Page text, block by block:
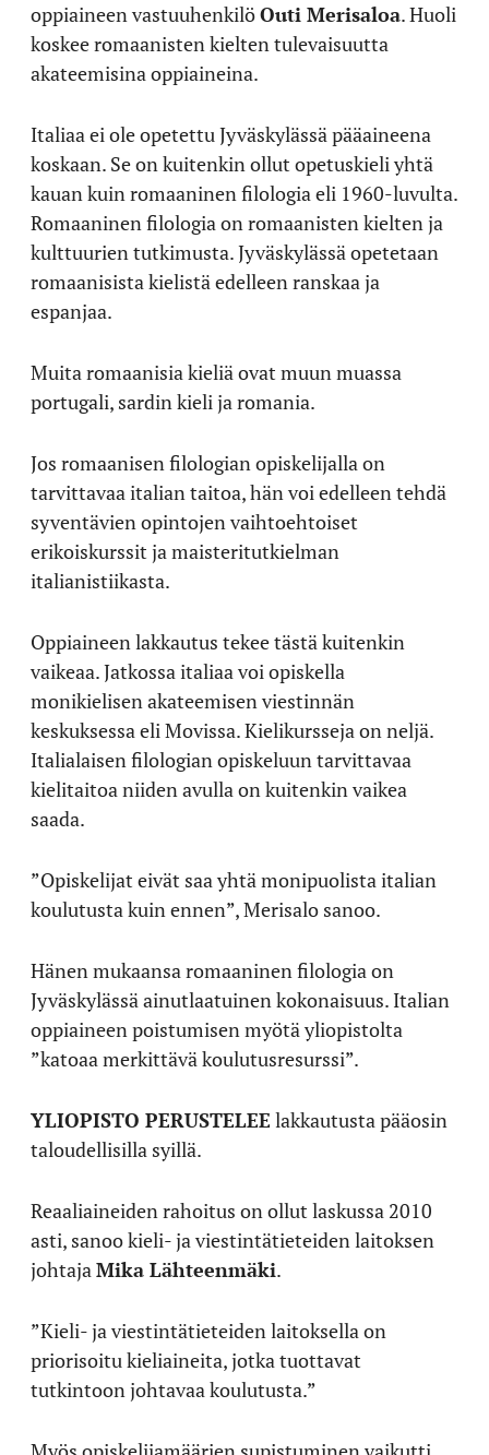
oppiaineen vastuuhenkilöOuti Merisaloa. Huoli
koskee romaanisten kielten tulevaisuutta
akateemisina oppiaineina.
Italiaa ei ole opetettu Jyväskylässä pääaineena
koskaan. Se on kuitenkin ollut opetuskieli yhtä
kauan kuin romaaninen filologia eli 1960-luvulta.
Romaaninen filologia on romaanisten kielten ja
kulttuurien tutkimusta. Jyväskylässä opetetaan
romaanisista kielistä edelleen ranskaa ja
espanjaa.
Muita romaanisia kieliä ovat muun muassa
portugali, sardin kieli ja romania.
Jos romaanisen filologian opiskelijalla on
tarvittavaa italian taitoa, hän voi edelleen tehdä
syventävien opintojen vaihtoehtoiset
erikoiskurssit ja maisteritutkielman
italianistiikasta.
Oppiaineen lakkautus tekee tästä kuitenkin
vaikeaa. Jatkossa italiaa voi opiskella
monikielisen akateemisen viestinnän
keskuksessa eli Movissa. Kielikursseja on neljä.
Italialaisen filologian opiskeluun tarvittavaa
kielitaitoa niiden avulla on kuitenkin vaikea
saada.
”Opiskelijat eivät saa yhtä monipuolista italian
koulutusta kuin ennen”, Merisalo sanoo.
Hänen mukaansa romaaninen filologia on
Jyväskylässä ainutlaatuinen kokonaisuus. Italian
oppiaineen poistumisen myötä yliopistolta
”katoaa merkittävä koulutusresurssi”.
YLIOPISTO PERUSTELEE lakkautusta pääosin
taloudellisilla syillä.
Reaaliaineiden rahoitus on ollut laskussa 2010
asti, sanoo kieli- ja viestintätieteiden laitoksen
johtajaMika Lähteenmäki.
”Kieli- ja viestintätieteiden laitoksella on
priorisoitu kieliaineita, jotka tuottavat
tutkintoon johtavaa koulutusta.”